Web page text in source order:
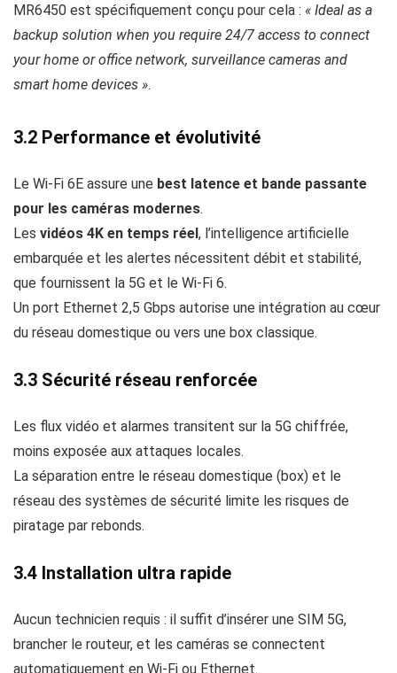
MR6450 est spécifiquement conçu pour cela : « Ideal as a
backup solution when you require 24/7 access to connect
your home or office network, surveillance cameras and
smart home devices ».
3.2 Performance et évolutivité
Le Wi‑Fi 6E assure une best latence et bande passante
pour les caméras modernes.
Les vidéos 4K en temps réel, l’intelligence artificielle
embarquée et les alertes nécessitent débit et stabilité,
que fournissent la 5G et le Wi‑Fi 6.
Un port Ethernet 2,5 Gbps autorise une intégration au cœur
du réseau domestique ou vers une box classique.
3.3 Sécurité réseau renforcée
Les flux vidéo et alarmes transitent sur la 5G chiffrée,
moins exposée aux attaques locales.
La séparation entre le réseau domestique (box) et le
réseau des systèmes de sécurité limite les risques de
piratage par rebonds.
3.4 Installation ultra rapide
Aucun technicien requis : il suffit d’insérer une SIM 5G,
brancher le routeur, et les caméras se connectent
automatiquement en Wi‑Fi ou Ethernet.